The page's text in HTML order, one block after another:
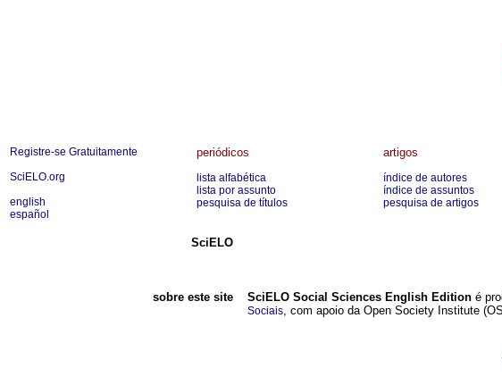
Registre-se Gratuitamente
SciELO.org
english
español
periódicos
lista alfabética
lista por assunto
pesquisa de títulos
artigos
índice de autores
índice de assuntos
pesquisa de artigos
SciELO
sobre este site SciELO Social Sciences English Edition é
Sociais, com apoio da Open Society Institute